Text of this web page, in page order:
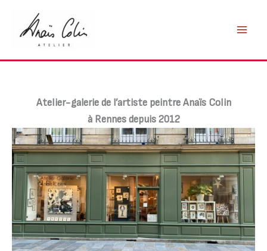
Atelier-galerie de l’artiste peintre Anaïs Colin
à Rennes depuis 2012